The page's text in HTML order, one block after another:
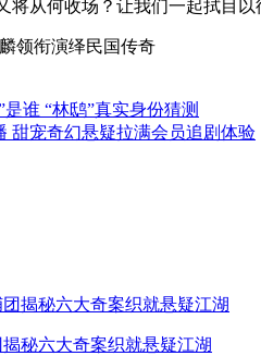
从何收场？让我们一起拭目以
领衔演绎民国传奇
谁 “林鸱”真实身份猜测
甜宠奇幻悬疑拉满会员追剧体验
秘六大奇案织就悬疑江湖